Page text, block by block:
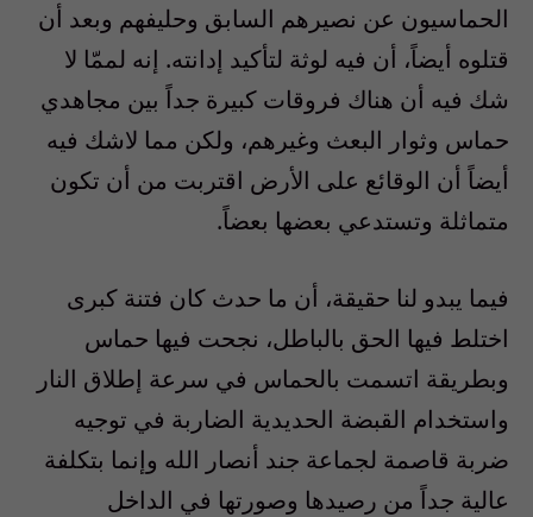
الحماسيون عن نصيرهم السابق وحليفهم وبعد أن
قتلوه أيضاً، أن فيه لوثة لتأكيد إدانته. إنه لممّا لا
شك فيه أن هناك فروقات كبيرة جداً بين مجاهدي
حماس وثوار البعث وغيرهم، ولكن مما لاشك فيه
أيضاً أن الوقائع على الأرض اقتربت من أن تكون
متماثلة وتستدعي بعضها بعضاً.
فيما يبدو لنا حقيقة، أن ما حدث كان فتنة كبرى
اختلط فيها الحق بالباطل، نجحت فيها حماس
وبطريقة اتسمت بالحماس في سرعة إطلاق النار
واستخدام القبضة الحديدية الضاربة في توجيه
ضربة قاصمة لجماعة جند أنصار الله وإنما بتكلفة
عالية جداً من رصيدها وصورتها في الداخل